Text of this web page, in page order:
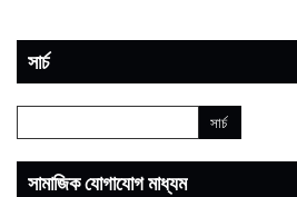
সার্চ
সামাজিক যোগাযোগ মাধ্যম